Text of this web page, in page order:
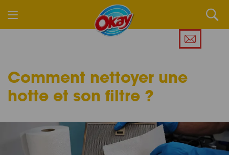
Comment nettoyer une
hotte et son filtre ?